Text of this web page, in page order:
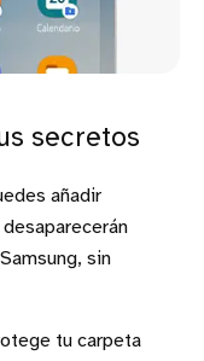
secretos
añadir
sin
tu carpeta